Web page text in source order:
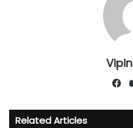
Related Articles